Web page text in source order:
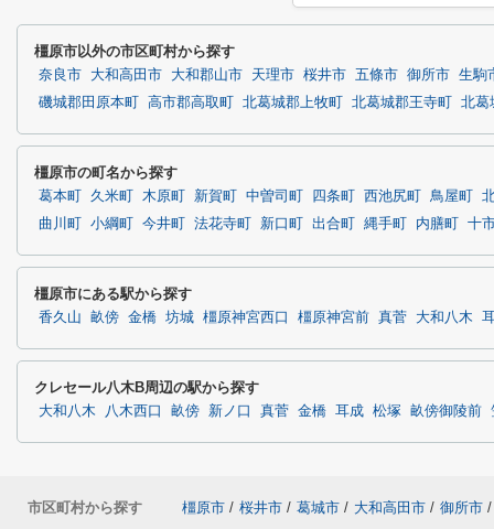
橿原市以外の市区町村から探す
奈良市 大和高田市 大和郡山市 天理市 桜井市 五條市 御所市 生駒
磯城郡田原本町
高市郡高取町 北葛城郡上牧町 北葛城郡王寺町 北葛
橿原市の町名から探す
葛本町 久米町 木原町 新賀町 中曽司町 四条町 西池尻町 鳥屋町
曲川町
小綱町 今井町 法花寺町 新口町 出合町 縄手町 内膳町 十
橿原市にある駅から探す
香久山 畝傍 金橋 坊城 橿原神宮西口 橿原神宮前 真菅 大和八木
クレセール八木B周辺の駅から探す
大和八木 八木西口 畝傍 新ノ口 真菅 金橋 耳成 松塚 畝傍御陵前
市区町村から探す 橿原市 / 桜井市 / 葛城市 / 大和高田市 / 御所市 /